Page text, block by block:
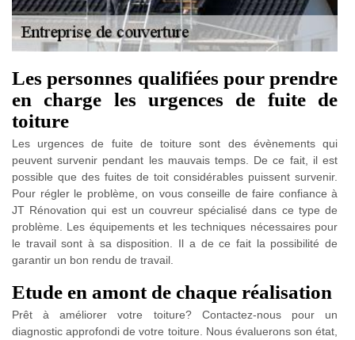
Les personnes qualifiées pour prendre
en charge les urgences de fuite de
toiture
Les urgences de fuite de toiture sont des évènements qui
peuvent survenir pendant les mauvais temps. De ce fait, il est
possible que des fuites de toit considérables puissent survenir.
Pour régler le problème, on vous conseille de faire confiance à
JT Rénovation qui est un couvreur spécialisé dans ce type de
problème. Les équipements et les techniques nécessaires pour
le travail sont à sa disposition. Il a de ce fait la possibilité de
garantir un bon rendu de travail.
Etude en amont de chaque réalisation
Prêt à améliorer votre toiture? Contactez-nous pour un
diagnostic approfondi de votre toiture. Nous évaluerons son état,